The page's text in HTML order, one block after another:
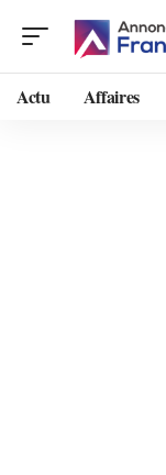
Actu Affaires